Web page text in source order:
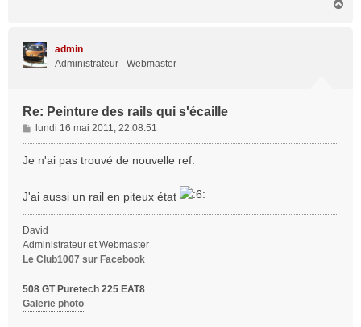
admin
Administrateur - Webmaster
Re: Peinture des rails qui s'écaille
M
e
s
g
e
lundi 16 mai 2011, 22:08:51
Je n'ai pas trouvé de nouvelle ref.
J'ai aussi un rail en piteux état
David
Administrateur et Webmaster
Le Club1007 sur Facebook
508 GT Puretech 225 EAT8
Galerie photo